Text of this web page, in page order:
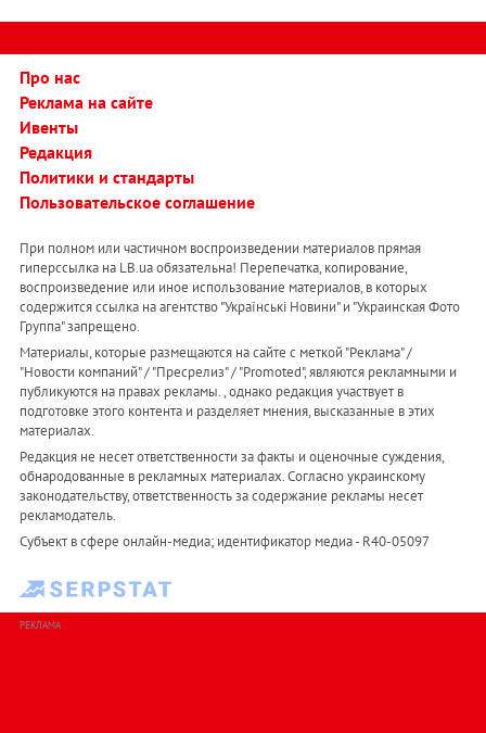
Про нас
Реклама на сайте
Ивенты
Редакция
Политики и стандарты
Пользовательское соглашение
При полном или частичном воспроизведении материалов прямая
гиперссылка на LB.ua обязательна! Перепечатка, копирование,
воспроизведение или иное использование материалов, в которых
содержится ссылка на агентство "Українськi Новини" и "Украинская Фото
Группа" запрещено.
Материалы, которые размещаются на сайте с меткой "Реклама" /
"Новости компаний" / "Пресрелиз" / "Promoted", являются рекламными и
публикуются на правах рекламы. , однако редакция участвует в
подготовке этого контента и разделяет мнения, высказанные в этих
материалах.
Редакция не несет ответственности за факты и оценочные суждения,
обнародованные в рекламных материалах. Согласно украинскому
законодательству, ответственность за содержание рекламы несет
рекламодатель.
Субъект в сфере онлайн-медиа; идентификатор медиа - R40-05097
РЕКЛАМА